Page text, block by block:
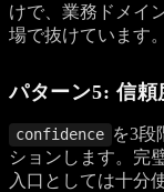
けで、業務ドメイ
場で抜けています。
パターン5: 信頼
confidence を3段
ションします。完
入口としては十分